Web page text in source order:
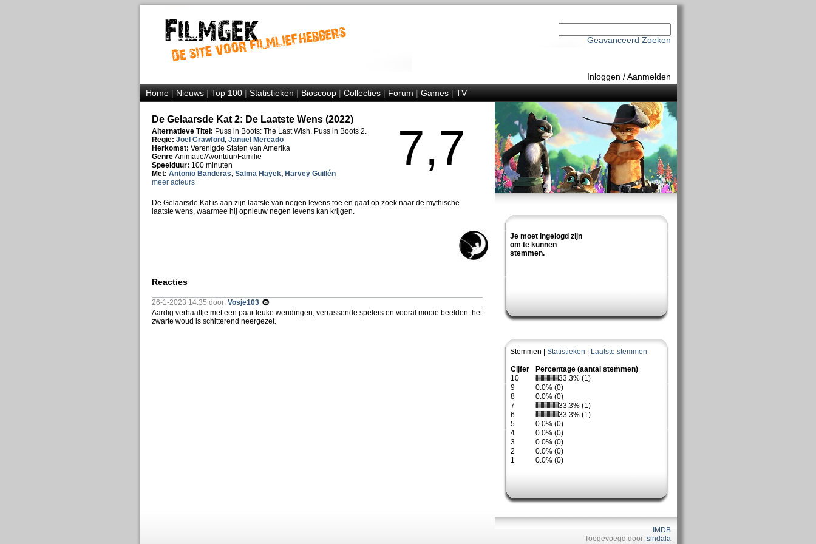
Geavanceerd Zoeken
Inloggen /Aanmelden
Home|Nieuws|Top 100|Statistieken|Bioscoop|Collecties|Forum|Games|TV
Je moet ingelogd zijn
om te kunnen
stemmen.
Stemmen | Statistieken Laatste stemmen
Cijfer
Percentage (aantal stemmen)
10
33.3% (1)
9
0.0% (0)
8
0.0% (0)
7
33.3% (1)
6
33.3% (1)
5
0.0% (0)
4
0.0% (0)
3
0.0% (0)
2
0.0% (0)
1
0.0% (0)
IMDB
Toegevoegd door: sindala
De Gelaarsde Kat 2: De Laatste Wens (2022)
Alternatieve Titel: Puss in Boots: The Last Wish. Puss in Boots 2.
Regie: Joel Crawford, Januel Mercado
Herkomst: Verenigde Staten van Amerika
Genre Animatie/Avontuur/Familie
Speelduur: 100 minuten
Met: Antonio Banderas, Salma Hayek, Harvey Guillén
meer acteurs
7,7
De Gelaarsde Kat is aan zijn laatste van negen levens toe en gaat op zoek naar de mythische
laatste wens, waarmee hij opnieuw negen levens kan krijgen.
Reacties
26-1-2023 14:35 door: Vosje103
Aardig verhaaltje met een paar leuke wendingen, verrassende spelers en vooral mooie beelden: het
zwarte woud is schitterend neergezet.